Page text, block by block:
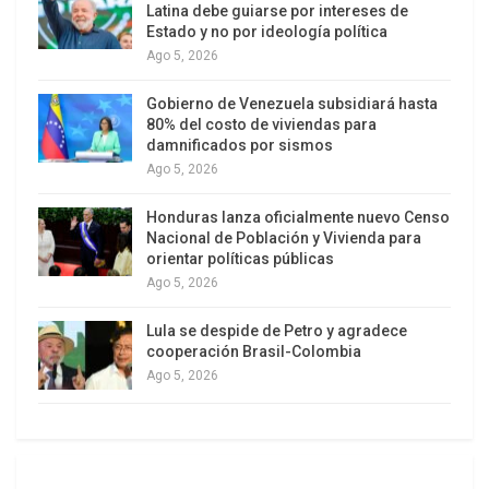
abajo, se fueran construyendo nuevas formas de
sociabilidad sustentadas en procesos de
Todo ello en un proceso de agregación progresiva
de organizaciones territoriales que, “como una
democracia socialista, a la venezolana. Se trataba
de un gran experimento de impulso del Poder
Popular desde el Estado, que logró animar y
pobre del país. Todo eso quedó
programáticamente plasmado en el Plan de la
Patria, en el Golpe de Timón y en el Aló Presidente
Latina debe guiarse por intereses de
Estado y no por ideología política
Ago 5, 2026
Gobierno de Venezuela subsidiará hasta
80% del costo de viviendas para
damnificados por sismos
Ago 5, 2026
Honduras lanza oficialmente nuevo Censo
Nacional de Población y Vivienda para
orientar políticas públicas
Ago 5, 2026
Lula se despide de Petro y agradece
cooperación Brasil-Colombia
Ago 5, 2026